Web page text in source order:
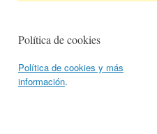
Política de cookies
Política de cookies y más
información.